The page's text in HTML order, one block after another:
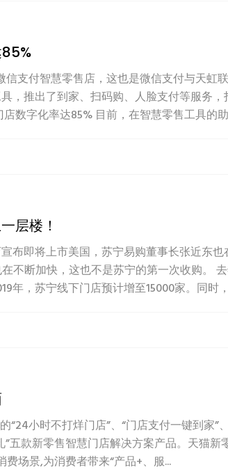
信支付智慧零售店，这也是微信支付与天
，推出了到家、扫码购、人脸支付等服务
数字化率达85% 目前，在智慧零售工具的
层楼！
布即将上市美国，苏宁易购董事长张近东
断加快，这也不是苏宁的第一次收购。
年，苏宁线下门店预计增至15000家。同时
小时不打烊门店”、“门店支付一键到家”
”五款新零售智慧门店解决方案产品。天猫
场景,为消费者带来“产品+、服...